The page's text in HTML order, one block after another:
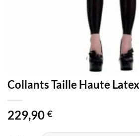
Collants Taille Haute Latex
229,90 €